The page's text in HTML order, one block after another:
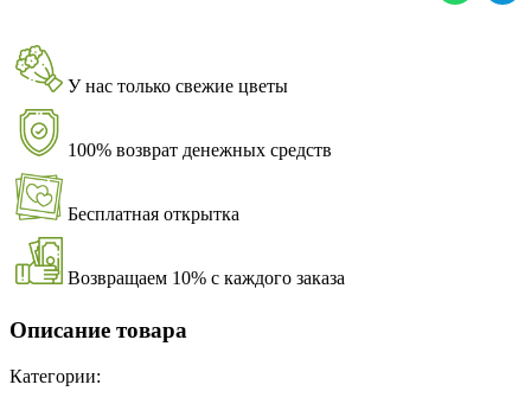
У нас только свежие цветы
100% возврат денежных средств
Бесплатная открытка
Возвращаем 10% с каждого заказа
Описание товара
Категории: